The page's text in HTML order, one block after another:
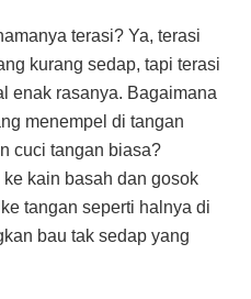
terasi? Ya, terasi
kurang sedap, tapi terasi
enak rasanya. Bagaimana
menempel di tangan
cuci tangan biasa?
kain basah dan gosok
tangan seperti halnya di
bau tak sedap yang